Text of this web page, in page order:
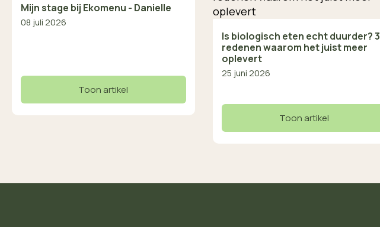
Mijn stage bij Ekomenu - Danielle
08 juli 2026
Toon artikel
Is biologisch eten echt duurder? 3
redenen waarom het juist meer
oplevert
25 juni 2026
Toon artikel